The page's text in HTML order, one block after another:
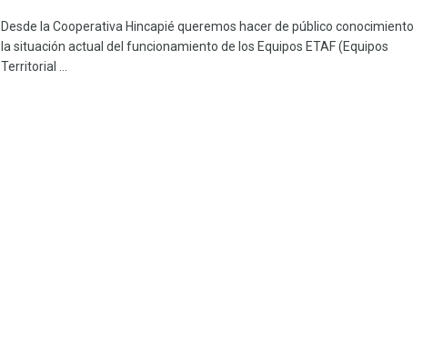
Desde la Cooperativa Hincapié queremos hacer de público conocimiento
la situación actual del funcionamiento de los Equipos ETAF (Equipos
Territorial ...